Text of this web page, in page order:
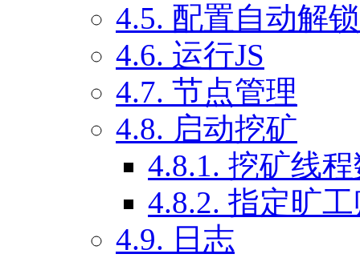
4.5. 配置自动解
4.6. 运行JS
4.7. 节点管理
4.8. 启动挖矿
4.8.1. 挖矿线
4.8.2. 指定旷
4.9. 日志